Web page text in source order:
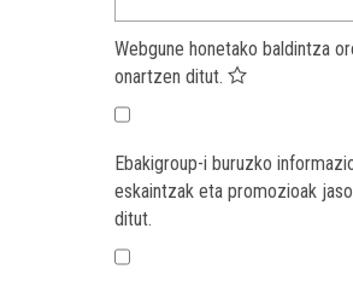
Webgune honetako baldintza
onartzen ditut.
Ebakigroup-i buruzko
eskaintzak eta promozioak
ditut.